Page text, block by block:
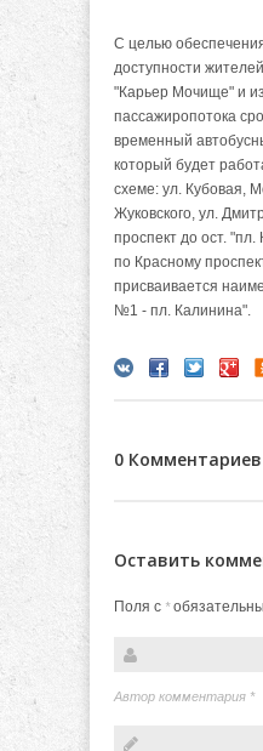
С целью
доступности
"Карьер Мочище" и
пассажиропотока
временный
который будет
схеме: ул. Кубовая,
Жуковского, ул.
проспект до ост.
по Красному
присваивается
№1 - пл. Калинина".
0 Комментариев
Оставить
Поля с *
Автор комментария *